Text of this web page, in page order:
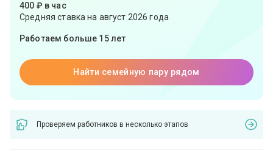
400 ₽ в час
Средняя ставка на август 2026 года
Работаем больше 15 лет
Найти семейную пару рядом
Проверяем работников в несколько этапов